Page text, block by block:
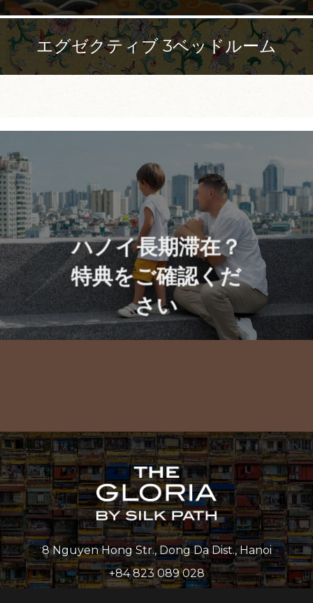
エグゼクティブ 3ベッドルーム
ハノイ長期滞在？
特典をご確認くだ
さい
8 Nguyen Hong Str., Dong Da Dist., Hanoi
+84 823 089 028